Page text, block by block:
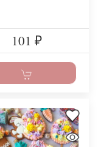
101 ₽